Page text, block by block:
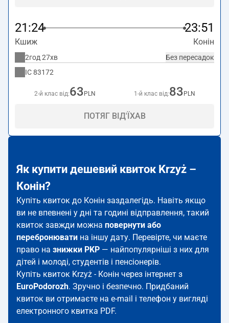
21:24 23:51
Кшиж Конін
Без пересадок
2год 27хв
IC83172
2-й клас від:63 PLN 1-й клас від:83 PLN
ПОТЯГ ВІД'ЇХАВ
Як купити дешевий квиток Krzyż –
Конін?
Купіть квиток до Конін заздалегідь. Навіть якщо
ви не впевнені у дні та годині відправлення, такий
квиток завжди можна повернути або
перебронювати на іншу дату. Перевірте, чи маєте
право на знижки PKP — найпопулярніші з них для
дітей і молоді, студентів і пенсіонерів.
Купіть квиток Krzyż - Конін через інтернет з
EuroPodorozh. Зручно і безпечно. Придбаний
квиток ви отримаєте на e-mail і телефон у вигляді
електронного квитка PDF.